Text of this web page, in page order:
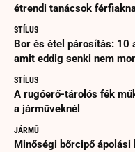
étrendi tanácsok
STÍLUS
Bor és étel párosítás: 10
amit eddig senki nem
STÍLUS
A rugóerő-tárolós fék
a járműveknél
JÁRMŰ
Minőségi bőrcipő